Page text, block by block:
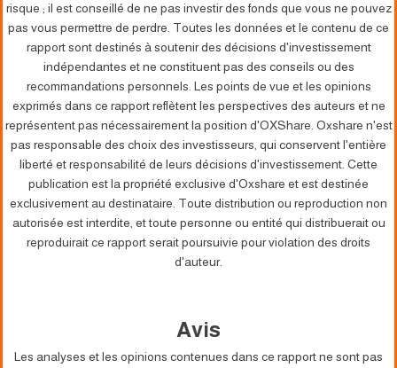
risque ; il est conseillé de ne pas investir des fonds que vous ne pouvez
pas vous permettre de perdre. Toutes les données et le contenu de ce
rapport sont destinés à soutenir des décisions d'investissement
indépendantes et ne constituent pas des conseils ou des
recommandations personnels. Les points de vue et les opinions
exprimés dans ce rapport reflètent les perspectives des auteurs et ne
représentent pas nécessairement la position d'OXShare. Oxshare n'est
pas responsable des choix des investisseurs, qui conservent l'entière
liberté et responsabilité de leurs décisions d'investissement. Cette
publication est la propriété exclusive d'Oxshare et est destinée
exclusivement au destinataire. Toute distribution ou reproduction non
autorisée est interdite, et toute personne ou entité qui distribuerait ou
reproduirait ce rapport serait poursuivie pour violation des droits
d'auteur.
Avis
Les analyses et les opinions contenues dans ce rapport ne sont pas